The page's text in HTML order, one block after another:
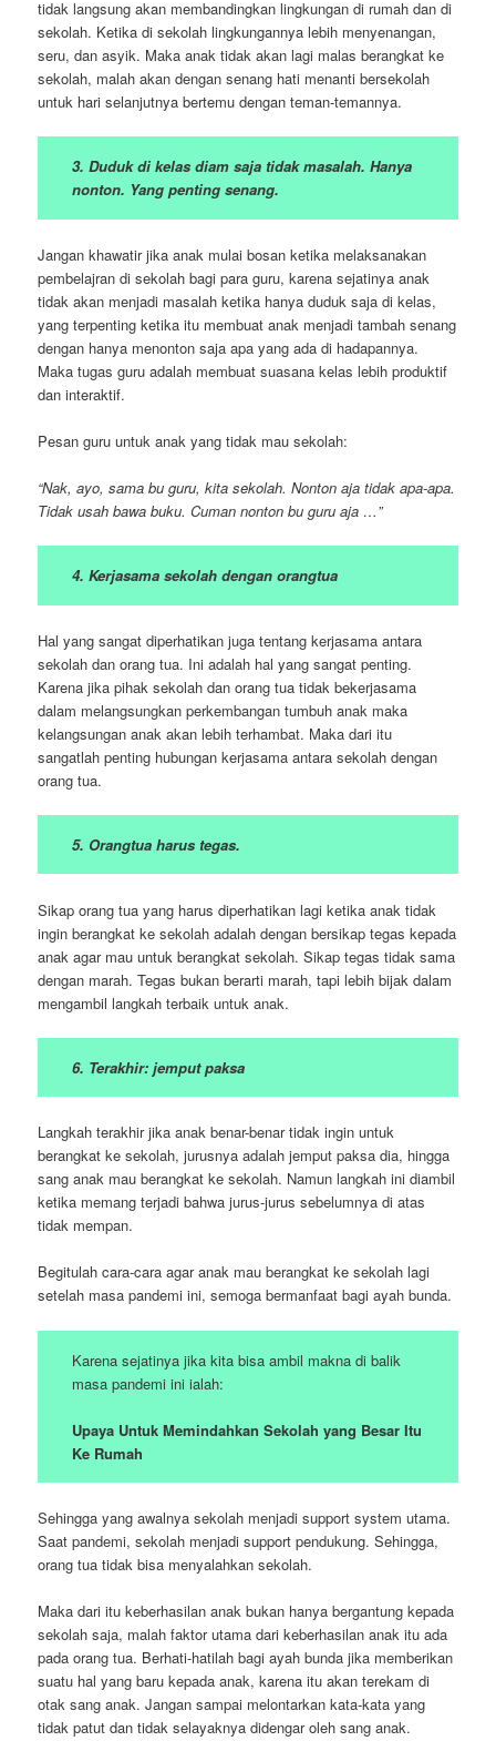
tidak langsung akan membandingkan lingkungan di rumah dan di
sekolah. Ketika di sekolah lingkungannya lebih menyenangan,
seru, dan asyik. Maka anak tidak akan lagi malas berangkat ke
sekolah, malah akan dengan senang hati menanti bersekolah
untuk hari selanjutnya bertemu dengan teman-temannya.
3. Duduk di kelas diam saja tidak masalah. Hanya
nonton. Yang penting senang.
Jangan khawatir jika anak mulai bosan ketika melaksanakan
pembelajran di sekolah bagi para guru, karena sejatinya anak
tidak akan menjadi masalah ketika hanya duduk saja di kelas,
yang terpenting ketika itu membuat anak menjadi tambah senang
dengan hanya menonton saja apa yang ada di hadapannya.
Maka tugas guru adalah membuat suasana kelas lebih produktif
dan interaktif.
Pesan guru untuk anak yang tidak mau sekolah:
“Nak, ayo, sama bu guru, kita sekolah. Nonton aja tidak apa-apa.
Tidak usah bawa buku. Cuman nonton bu guru aja …”
4. Kerjasama sekolah dengan orangtua
Hal yang sangat diperhatikan juga tentang kerjasama antara
sekolah dan orang tua. Ini adalah hal yang sangat penting.
Karena jika pihak sekolah dan orang tua tidak bekerjasama
dalam melangsungkan perkembangan tumbuh anak maka
kelangsungan anak akan lebih terhambat. Maka dari itu
sangatlah penting hubungan kerjasama antara sekolah dengan
orang tua.
5. Orangtua harus tegas.
Sikap orang tua yang harus diperhatikan lagi ketika anak tidak
ingin berangkat ke sekolah adalah dengan bersikap tegas kepada
anak agar mau untuk berangkat sekolah. Sikap tegas tidak sama
dengan marah. Tegas bukan berarti marah, tapi lebih bijak dalam
mengambil langkah terbaik untuk anak.
6. Terakhir: jemput paksa
Langkah terakhir jika anak benar-benar tidak ingin untuk
berangkat ke sekolah, jurusnya adalah jemput paksa dia, hingga
sang anak mau berangkat ke sekolah. Namun langkah ini diambil
ketika memang terjadi bahwa jurus-jurus sebelumnya di atas
tidak mempan.
Begitulah cara-cara agar anak mau berangkat ke sekolah lagi
setelah masa pandemi ini, semoga bermanfaat bagi ayah bunda.
Karena sejatinya jika kita bisa ambil makna di balik
masa pandemi ini ialah:
Upaya Untuk Memindahkan Sekolah yang Besar Itu
Ke Rumah
Sehingga yang awalnya sekolah menjadi support system utama.
Saat pandemi, sekolah menjadi support pendukung. Sehingga,
orang tua tidak bisa menyalahkan sekolah.
Maka dari itu keberhasilan anak bukan hanya bergantung kepada
sekolah saja, malah faktor utama dari keberhasilan anak itu ada
pada orang tua. Berhati-hatilah bagi ayah bunda jika memberikan
suatu hal yang baru kepada anak, karena itu akan terekam di
otak sang anak. Jangan sampai melontarkan kata-kata yang
tidak patut dan tidak selayaknya didengar oleh sang anak.